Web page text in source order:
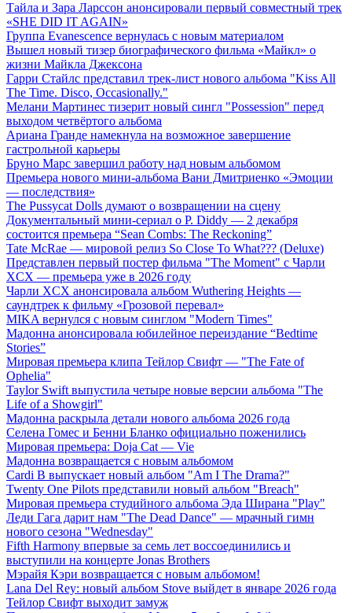
Тайла и Зара Ларссон анонсировали первый совместный трек
«SHE DID IT AGAIN»
Группа Evanescence вернулась с новым материалом
Вышел новый тизер биографического фильма «Майкл» о
жизни Майкла Джексона
Гарри Стайлс представил трек-лист нового альбома "Kiss All
The Time. Disco, Occasionally."
Мелани Мартинес тизерит новый сингл "Possession" перед
выходом четвёртого альбома
Ариана Гранде намекнула на возможное завершение
гастрольной карьеры
Бруно Марс завершил работу над новым альбомом
Премьера нового мини-альбома Вани Дмитриенко «Эмоции
— последствия»
The Pussycat Dolls думают о возвращении на сцену
Документальный мини-сериал о P. Diddy — 2 декабря
состоится премьера “Sean Combs: The Reckoning”
Tate McRae — мировой релиз So Close To What??? (Deluxe)
Представлен первый постер фильма "The Moment" с Чарли
XCX — премьера уже в 2026 году
Чарли XCX анонсировала альбом Wuthering Heights —
саундтрек к фильму «Грозовой перевал»
MIKA вернулся с новым синглом "Modern Times"
Мадонна анонсировала юбилейное переиздание “Bedtime
Stories”
Мировая премьера клипа Тейлор Свифт — "The Fate of
Ophelia"
Taylor Swift выпустила четыре новые версии альбома "The
Life of a Showgirl"
Мадонна раскрыла детали нового альбома 2026 года
Селена Гомес и Бенни Бланко официально поженились
Мировая премьера: Doja Cat — Vie
Мадонна возвращается с новым альбомом
Cardi B выпускает новый альбом "Am I The Drama?"
Twenty One Pilots представили новый альбом "Breach"
Мировая премьера студийного альбома Эда Ширана "Play"
Леди Гага дарит нам "The Dead Dance" — мрачный гимн
нового сезона "Wednesday"
Fifth Harmony впервые за семь лет воссоединились и
выступили на концерте Jonas Brothers
Мэрайя Кэри возвращается с новым альбомом!
Lana Del Rey: новый альбом Stove выйдет в январе 2026 года
Тейлор Свифт выходит замуж